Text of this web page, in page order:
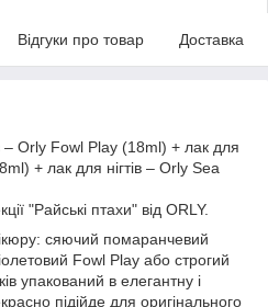
Відгуки про товар Доставка
– Orly Fowl Play (18ml) + лак для
+ лак для нігтів – Orly Sea
"Райські птахи" від ORLY.
сяючий помаранчевий
Fowl Play або строгий
упакований в елегантну і
підійде для оригінального